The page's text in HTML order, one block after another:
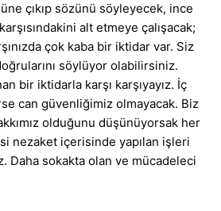
çıkıp sözünü söyleyecek, ince
alt etmeye çalışacak;
çok kaba bir iktidar var. Siz
söylüyor olabilirsiniz.
bir iktidarla karşı karşıyayız. İç
can güvenliğimiz olmayacak. Biz
olduğunu düşünüyorsak her
nezaket içerisinde yapılan işleri
Daha sokakta olan ve mücadeleci